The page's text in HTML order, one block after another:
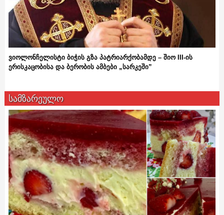
ვიოლონჩელისტი ბიჭის გზა პატრიარქობამდე – შიო III-ის
ერისკაცობისა და ბერობის ამბები „სარკეში”
სამზარეულო